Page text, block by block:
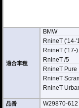
す。 (完全防水ではありま
にもなります。 底面には
寸法・容量
330 × 100 × 120 mm / 約3L
スマホポケットサイズ
190 x 100 x 10 mm
適合車種
BMW
RnineT ('14-
RnineT ('17-)
RnineT /5
RnineT Pure
RnineT
RnineT
品番 W29870-612